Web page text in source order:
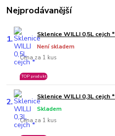
Nejprodávanější
1. Sklenice WILLI 0,5L cejch *
Cena za 1 kus
Není skladem
TOP produkt
2. Sklenice WILLI 0,3L cejch *
Cena za 1 kus
Skladem